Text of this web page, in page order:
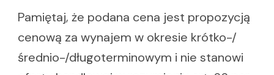
Pamiętaj, że podana cena jest propozycją
cenową za wynajem w okresie krótko-/
średnio-/długoterminowym i nie stanowi